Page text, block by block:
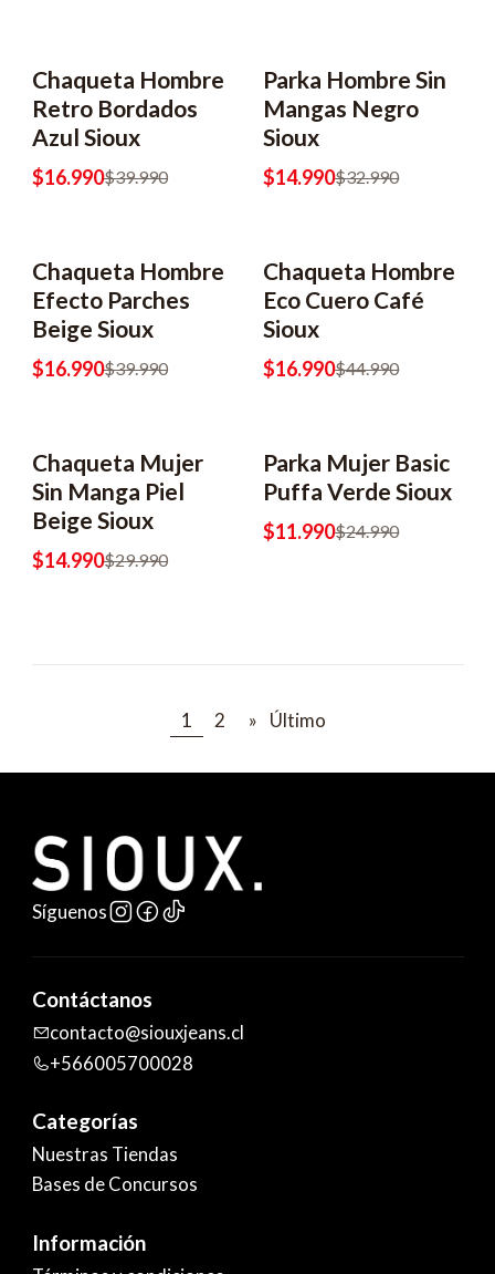
-58% OFF
Chaqueta Hombre
Retro Bordados
Azul Sioux
$16.990$39.990
-55% OFF
Parka Hombre Sin
Mangas Negro
Sioux
$14.990$32.990
-58% OFF
Chaqueta Hombre
Efecto Parches
Beige Sioux
$16.990$39.990
-62% OFF
Chaqueta Hombre
Eco Cuero Café
Sioux
$16.990$44.990
-50% OFF
Chaqueta Mujer
Sin Manga Piel
Beige Sioux
$14.990$29.990
-52% OFF
Parka Mujer Basic
Puffa Verde Sioux
$11.990$24.990
1 2 » Último
Síguenos
Contáctanos
contacto@siouxjeans.cl
+566005700028
Categorías
Nuestras Tiendas
Bases de Concursos
Información